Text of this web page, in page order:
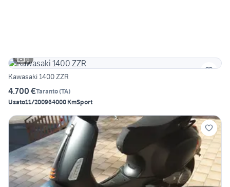
6
Kawasaki 1400 ZZR
4.700 €Taranto(TA)
Usato11/200964000 KmSport